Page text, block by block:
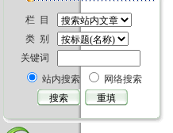
栏 目
类 别
关键词
站内搜索
网络搜索